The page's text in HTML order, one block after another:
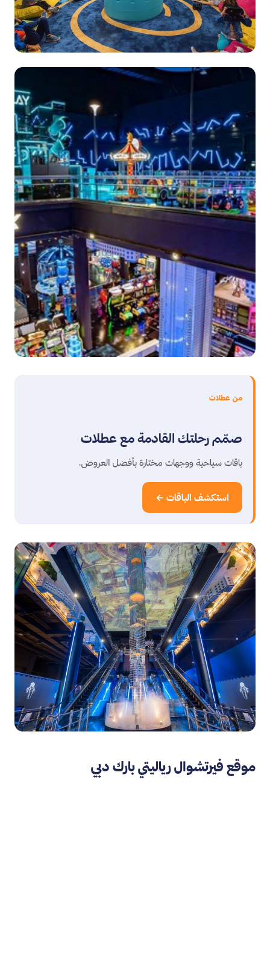
من عطلات
صمّم رحلتك القادمة مع عطلات
باقات سياحية ووجهات مختارة بأفضل العروض.
استكشف الباقات ←
موقع فيرتشوال رياليتي بارك دبي